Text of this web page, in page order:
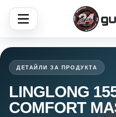
ДЕТАЙЛИ ЗА ПРОДУКТА
LINGLONG
COMFORT